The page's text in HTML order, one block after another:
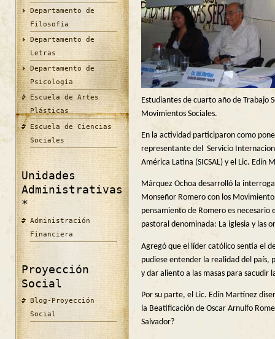
Departamento de
Filosofía
Departamento de
Letras
Departamento de
Psicología
Escuela de Artes
Plásticas
Escuela de Ciencias
Sociales
Unidades
Administrativas
*
Administración
Financiera
Proyección
Social
Blog-Proyección
Social
Estudiantes de cuarto año de Trabajo
Movimientos Sociales.
En la actividad participaron como
representante del Servicio
América Latina (SICSAL) y el Lic. Edín
Márquez Ochoa desarrolló la
Monseñor Romero con los
pensamiento de Romero es necesario
pastoral denominada: La iglesia y las
Agregó que el líder católico sentía el
pudiese entender la realidad del país,
y dar aliento a las masas para sacudir
Por su parte, el Lic. Edín Martínez
la Beatificación de Oscar Arnulfo
Salvador?